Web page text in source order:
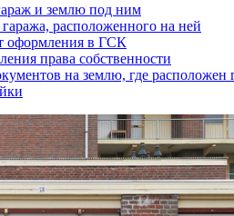
и землю под ним
расположенного на ней
оформления в ГСК
права собственности
на землю, где